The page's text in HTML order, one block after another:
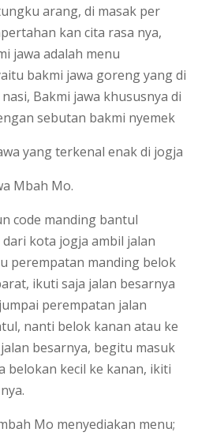
arang, di masak per
kan cita rasa nya,
jawa adalah menu
bakmi jawa goreng yang di
Bakmi jawa khususnya di
sebutan bakmi nyemek
yang terkenal enak di jogja
Mbah Mo.
code manding bantul
kota jogja ambil jalan
perempatan manding belok
ikuti saja jalan besarnya
perempatan jalan
nanti belok kanan atau ke
besarnya, begitu masuk
belokan kecil ke kanan, ikiti
Mo menyediakan menu;